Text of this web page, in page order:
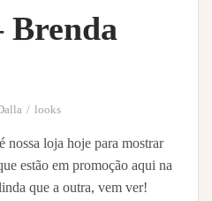
Brenda
looks
nossa loja hoje para mostrar
estão em promoção aqui na
que a outra, vem ver!